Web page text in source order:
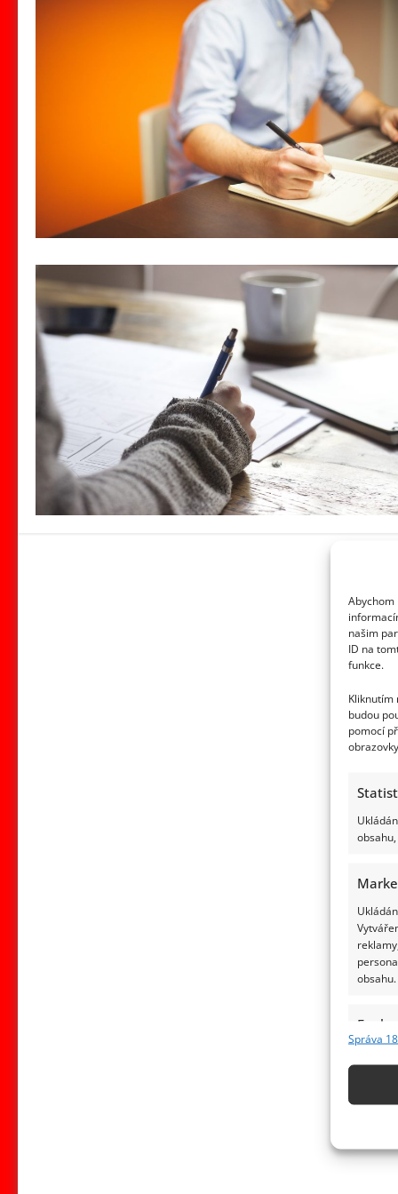
Abychom
našim
ID na
funkce.
Kliknutím
budou
pomocí
obsahu.
Funkce
Správa